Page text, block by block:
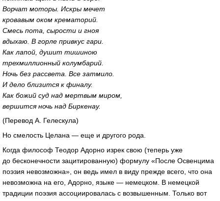
Ворчат моторы. Искры мечет
кровавым оком крематорий.
Смесь пота, сырости и гноя
вдыхаю. В горле привкус гари.
Как лапой, душит тишиною
трехмиллионный колумбарий.
Ночь без рассвета. Все затмило.
И дело близится к финалу.
Как божий суд над мертвым миром,
вершится ночь над Биркенау.
(Перевод А. Гелескула)
Но смелость Целана — еще и другого рода.
Когда философ Теодор Адорно изрек свою (теперь уже
до бесконечности зацитированную) формулу «После Освенцима
поэзия невозможна», он ведь имел в виду прежде всего, что она
невозможна на его, Адорно, языке — немецком. В немецкой
традиции поэзия ассоциировалась с возвышенным. Только вот